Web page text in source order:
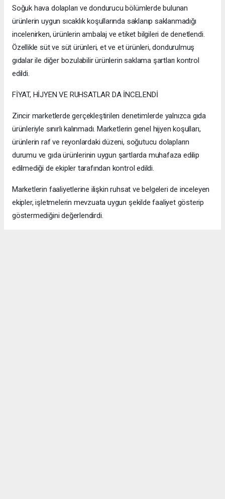
Soğuk hava dolapları ve dondurucu bölümlerde bulunan
ürünlerin uygun sıcaklık koşullarında saklanıp saklanmadığı
incelenirken, ürünlerin ambalaj ve etiket bilgileri de denetlendi.
Özellikle süt ve süt ürünleri, et ve et ürünleri, dondurulmuş
gıdalar ile diğer bozulabilir ürünlerin saklama şartları kontrol
edildi.
FİYAT, HİJYEN VE RUHSATLAR DA İNCELENDİ
Zincir marketlerde gerçekleştirilen denetimlerde yalnızca gıda
ürünleriyle sınırlı kalınmadı. Marketlerin genel hijyen koşulları,
ürünlerin raf ve reyonlardaki düzeni, soğutucu dolapların
durumu ve gıda ürünlerinin uygun şartlarda muhafaza edilip
edilmediği de ekipler tarafından kontrol edildi.
Marketlerin faaliyetlerine ilişkin ruhsat ve belgeleri de inceleyen
ekipler, işletmelerin mevzuata uygun şekilde faaliyet gösterip
göstermediğini değerlendirdi.